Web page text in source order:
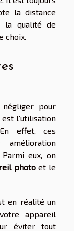
la distance
la qualité de
choix.
pour
est l'utilisation
effet, ces
eux, on
photoet le
en réalité un
appareil
éviter tout